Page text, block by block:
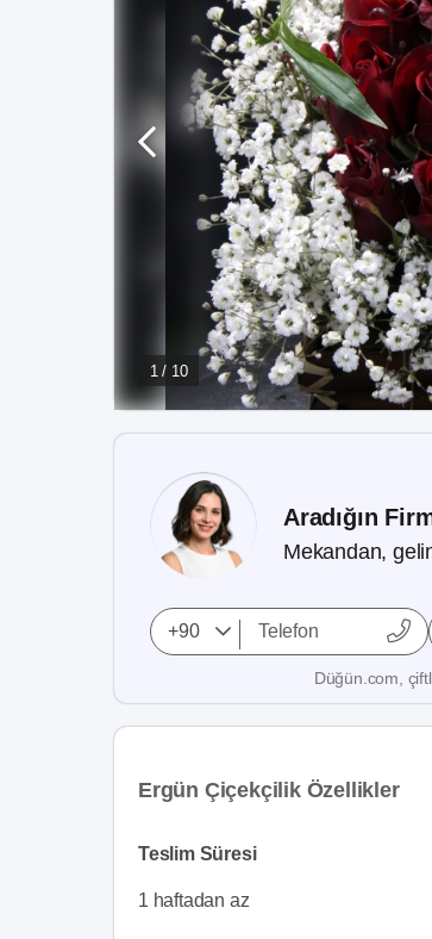
1 / 10
Aradığın
Mekandan,
Düğün.com,
Ergün Çiçekçilik Özellikler
Teslim Süresi
1 haftadan az